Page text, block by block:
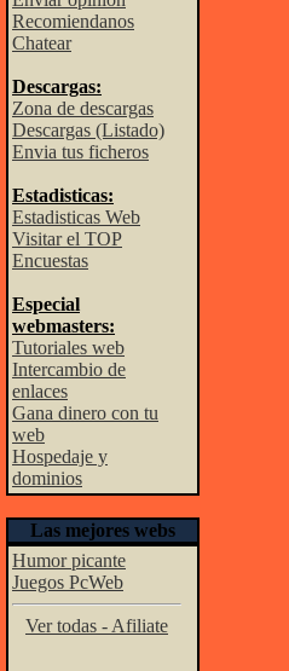
Recomiendanos
Chatear
Descargas:
Zona de descargas
Descargas (Listado)
Envia tus ficheros
Estadisticas:
Estadisticas Web
Visitar el TOP
Encuestas
Especial
webmasters:
Tutoriales web
Intercambio de
enlaces
Gana dinero con tu
web
Hospedaje y
dominios
Las mejores webs
Humor picante
Juegos PcWeb
Ver todas - Afiliate